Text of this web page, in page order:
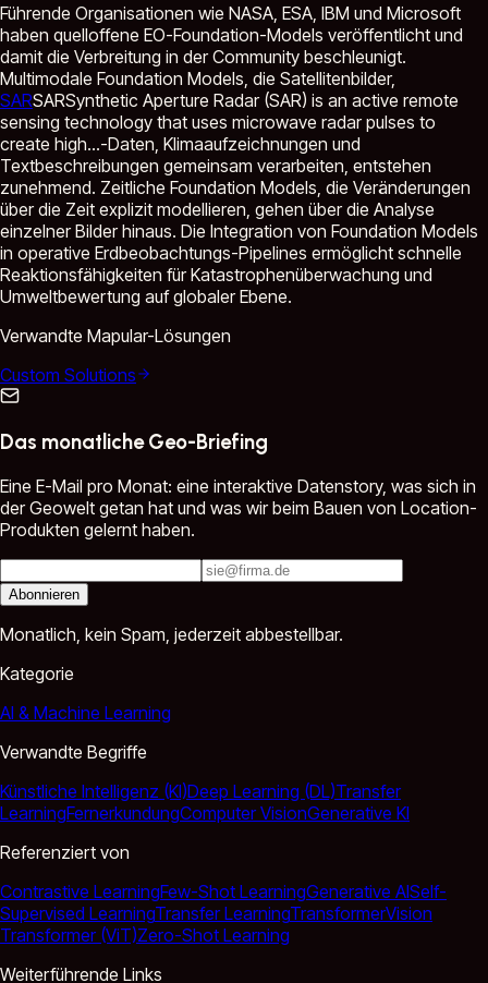
Führende Organisationen wie NASA, ESA, IBM und Microsoft
haben quelloffene EO-Foundation-Models veröffentlicht und
damit die Verbreitung in der Community beschleunigt.
Multimodale Foundation Models, die Satellitenbilder,
SARSARSynthetic Aperture Radar (SAR) is an active remote
sensing technology that uses microwave radar pulses to
create high...-Daten, Klimaaufzeichnungen und
Textbeschreibungen gemeinsam verarbeiten, entstehen
zunehmend. Zeitliche Foundation Models, die Veränderungen
über die Zeit explizit modellieren, gehen über die Analyse
einzelner Bilder hinaus. Die Integration von Foundation Models
in operative Erdbeobachtungs-Pipelines ermöglicht schnelle
Reaktionsfähigkeiten für Katastrophenüberwachung und
Umweltbewertung auf globaler Ebene.
Verwandte Mapular-Lösungen
Custom Solutions
Das monatliche Geo-Briefing
Eine E-Mail pro Monat: eine interaktive Datenstory, was sich in
der Geowelt getan hat und was wir beim Bauen von Location-
Produkten gelernt haben.
Abonnieren
Monatlich, kein Spam, jederzeit abbestellbar.
Kategorie
AI & Machine Learning
Verwandte Begriffe
Künstliche Intelligenz (KI)Deep Learning (DL)Transfer
LearningFernerkundungComputer VisionGenerative KI
Referenziert von
Contrastive LearningFew-Shot LearningGenerative AISelf-
Supervised LearningTransfer LearningTransformerVision
Transformer (ViT)Zero-Shot Learning
Weiterführende Links